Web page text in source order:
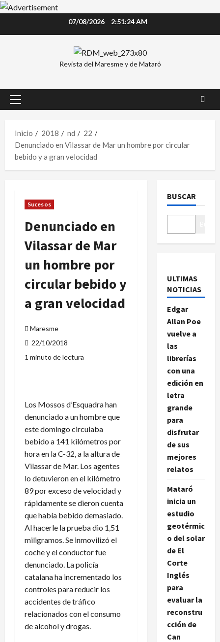
07/08/2026 2:51:25 AM
Revista del Maresme y de Mataró
Menú
Inicio
2018 nd
22
Denunciado en Vilassar de Mar un hombre por circular
bebido y a gran velocidad
Sucesos
Denunciado en
Vilassar de Mar
un hombre por
circular bebido y
a gran velocidad
Maresme
22/10/2018
1 minuto de lectura
Los Mossos d’Esquadra han
denunciado a un hombre que
este domingo circulaba
bebido a 141 kilómetros por
hora en la C-32, a la altura de
Vilassar de Mar. Los agentes
lo detuvieron en el kilómetro
89 por exceso de velocidad y
rápidamente se dieron cuenta
que había bebido demasiado.
Al hacerle la prueba dio 1,51
miligramos. Se inmovilizó el
coche y el conductor fue
denunciado. La policía
catalana ha incrementado los
controles para reducir los
accidentes de tráfico
relacionados con el consumo
de alcohol y drogas.
BUSCAR
ULTIMAS
NOTICIAS
Edgar
Allan Poe
vuelve a
las
librerías
con una
edición en
letra
grande
para
disfrutar
de sus
mejores
relatos
Mataró
inicia un
estudio
geotérmic
o del solar
de El
Corte
Inglés
para
evaluar la
reconstru
cción de
Can